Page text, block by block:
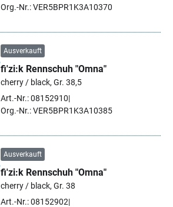
Org.-Nr.: VER5BPR1K3A10370
Ausverkauft
fi'zi:k Rennschuh "Omna"
cherry / black, Gr. 38,5
Art.-Nr.: 08152910
Org.-Nr.: VER5BPR1K3A10385
Ausverkauft
fi'zi:k Rennschuh "Omna"
cherry / black, Gr. 38
Art.-Nr.: 08152902